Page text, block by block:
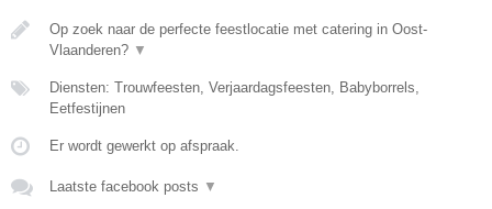
Op zoek naar de perfecte feestlocatie met catering in Oost-
Vlaanderen? ▼
Diensten: Trouwfeesten, Verjaardagsfeesten, Babyborrels,
Eetfestijnen
Er wordt gewerkt op afspraak.
Laatste facebook posts ▼